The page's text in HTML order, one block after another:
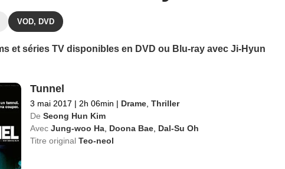
VOD, DVD
et séries TV disponibles en DVD ou Blu-ray avec Ji-Hyun
Tunnel
3 mai 2017 | 2h 06min | Drame, Thriller
De Seong Hun Kim
Avec Jung-woo Ha, Doona Bae, Dal-Su Oh
Titre original Teo-neol